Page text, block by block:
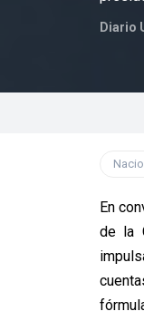
Diario
En
de la